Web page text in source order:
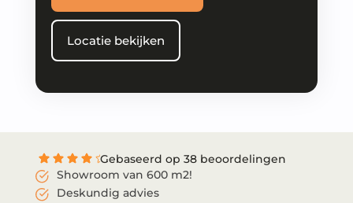
Locatie bekijken
Gebaseerd op 38 beoordelingen
Showroom van 600 m2!
Deskundig advies